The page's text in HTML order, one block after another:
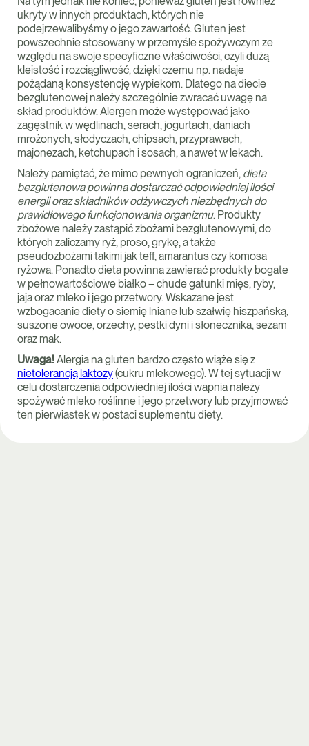
ukryty w innych produktach, których nie
podejrzewalibyśmy o jego zawartość. Gluten jest
powszechnie stosowany w przemyśle spożywczym ze
względu na swoje specyficzne właściwości, czyli dużą
kleistość i rozciągliwość, dzięki czemu np. nadaje
pożądaną konsystencję wypiekom. Dlatego na diecie
bezglutenowej należy szczególnie zwracać uwagę na
skład produktów. Alergen może występować jako
zagęstnik w wędlinach, serach, jogurtach, daniach
mrożonych, słodyczach, chipsach, przyprawach,
majonezach, ketchupach i sosach, a nawet w lekach.
Należy pamiętać, że mimo pewnych ograniczeń, dieta
bezglutenowa powinna dostarczać odpowiedniej ilości
energii oraz składników odżywczych niezbędnych do
prawidłowego funkcjonowania organizmu. Produkty
zbożowe należy zastąpić zbożami bezglutenowymi, do
których zaliczamy ryż, proso, grykę, a także
pseudozbożami takimi jak teff, amarantus czy komosa
ryżowa. Ponadto dieta powinna zawierać produkty bogate
w pełnowartościowe białko – chude gatunki mięs, ryby,
jaja oraz mleko i jego przetwory. Wskazane jest
wzbogacanie diety o siemię lniane lub szałwię hiszpańską,
suszone owoce, orzechy, pestki dyni i słonecznika, sezam
oraz mak.
Uwaga!Alergia na gluten bardzo często wiąże się z
nietolerancją laktozy(cukru mlekowego). W tej sytuacji w
celu dostarczenia odpowiedniej ilości wapnia należy
spożywać mleko roślinne i jego przetwory lub przyjmować
ten pierwiastek w postaci suplementu diety.